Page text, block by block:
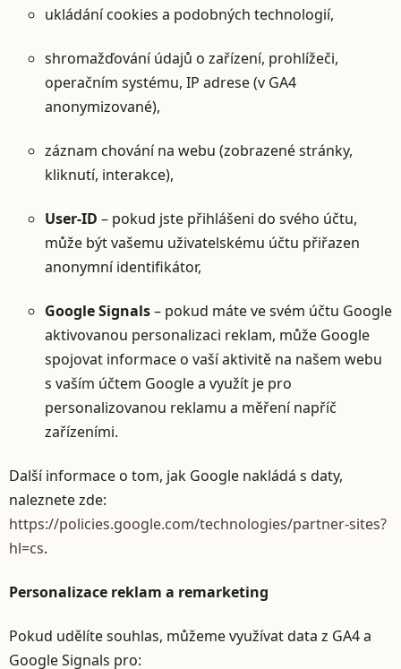
ukládání cookies a podobných technologií,
shromažďování údajů o zařízení, prohlížeči,
operačním systému, IP adrese (v GA4
anonymizované),
záznam chování na webu (zobrazené stránky,
kliknutí, interakce),
User-ID – pokud jste přihlášeni do svého účtu,
může být vašemu uživatelskému účtu přiřazen
anonymní identifikátor,
Google Signals– pokud máte ve svém účtu Google
aktivovanou personalizaci reklam, může Google
spojovat informace o vaší aktivitě na našem webu
s vaším účtem Google a využít je pro
personalizovanou reklamu a měření napříč
zařízeními.
Další informace o tom, jak Google nakládá s daty,
naleznete zde:
https://policies.google.com/technologies/partner-sites?
hl=cs.
Personalizace reklam a remarketing
Pokud udělíte souhlas, můžeme využívat data z GA4 a
Google Signals pro: